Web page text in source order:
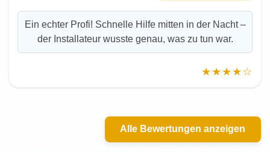
Ein echter Profi! Schnelle Hilfe mitten in der Nacht –
der Installateur wusste genau, was zu tun war.
★★★★☆
Alle Bewertungen anzeigen